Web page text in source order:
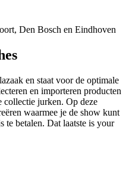
Den Bosch en Eindhoven
en staat voor de optimale
en importeren producten
collectie jurken. Op deze
waarmee je de show kunt
te betalen. Dat laatste is your